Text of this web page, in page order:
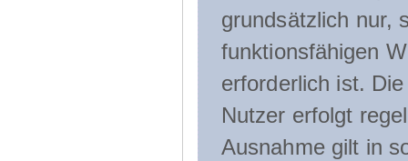
grundsätzlich nur,
funktionsfähigen
erforderlich ist.
Nutzer erfolgt
Ausnahme gilt in